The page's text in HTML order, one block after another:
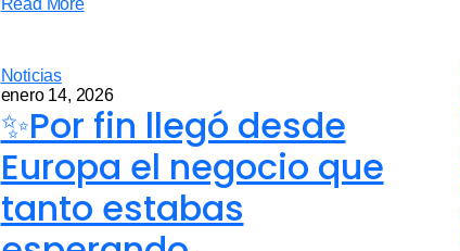
Noticias
enero 14, 2026
✨Por fin llegó desde
Europa el negocio que
tanto estabas